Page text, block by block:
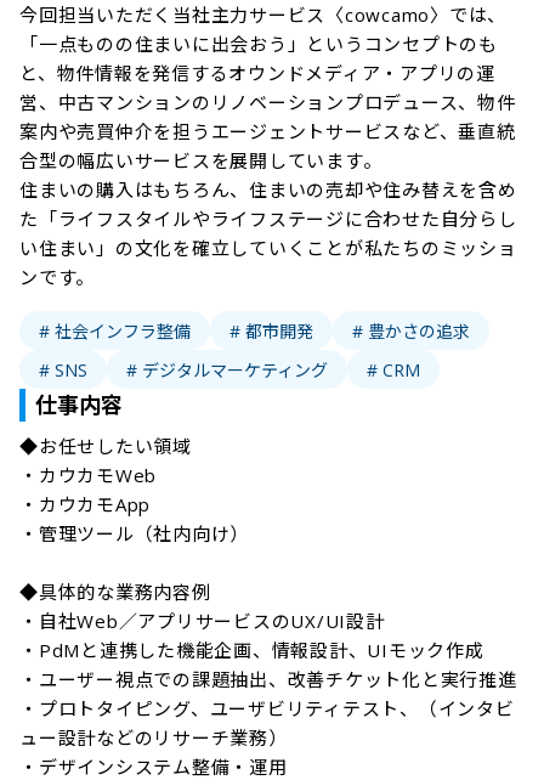
今回担当いただく当社主力サービス〈cowcamo〉では、
「一点ものの住まいに出会おう」というコンセプトのも
と、物件情報を発信するオウンドメディア・アプリの運
営、中古マンションのリノベーションプロデュース、物件
案内や売買仲介を担うエージェントサービスなど、垂直統
合型の幅広いサービスを展開しています。
住まいの購入はもちろん、住まいの売却や住み替えを含め
た「ライフスタイルやライフステージに合わせた自分らし
い住まい」の文化を確立していくことが私たちのミッショ
ンです。
# 社会インフラ整備 # 都市開発
# 豊かさの追求
# SNS
# デジタルマーケティング # CRM
仕事内容
◆お任せしたい領域
・カウカモWeb
・カウカモApp
・管理ツール（社内向け）
◆具体的な業務内容例
・自社Web／アプリサービスのUX/UI設計
・PdMと連携した機能企画、情報設計、UIモック作成
・ユーザー視点での課題抽出、改善チケット化と実行推進
・プロトタイピング、ユーザビリティテスト、（インタビ
ュー設計などのリサーチ業務）
・デザインシステム整備・運用